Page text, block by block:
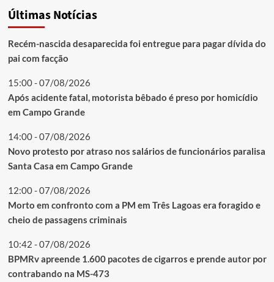
Últimas Notícias
Recém-nascida desaparecida foi entregue para pagar dívida do
pai com facção
15:00 - 07/08/2026
Após acidente fatal, motorista bêbado é preso por homicídio
em Campo Grande
14:00 - 07/08/2026
Novo protesto por atraso nos salários de funcionários paralisa
Santa Casa em Campo Grande
12:00 - 07/08/2026
Morto em confronto com a PM em Três Lagoas era foragido e
cheio de passagens criminais
10:42 - 07/08/2026
BPMRv apreende 1.600 pacotes de cigarros e prende autor por
contrabando na MS-473